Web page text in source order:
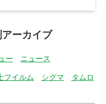
ーカイブ
ー ニュース
フイルム シグマ
タムロ